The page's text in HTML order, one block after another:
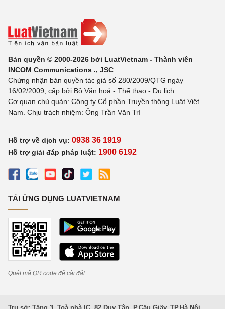
Bản quyền © 2000-2026 bởi LuatVietnam - Thành viên
INCOM Communications ., JSC
Chứng nhận bản quyền tác giả số 280/2009/QTG ngày
16/02/2009, cấp bởi Bộ Văn hoá - Thể thao - Du lịch
Cơ quan chủ quản: Công ty Cổ phần Truyền thông Luật Việt
Nam. Chịu trách nhiệm: Ông Trần Văn Trí
Hỗ trợ về dịch vụ: 0938 36 1919
Hỗ trợ giải đáp pháp luật: 1900 6192
TẢI ỨNG DỤNG LUATVIETNAM
Quét mã QR code để cài đặt